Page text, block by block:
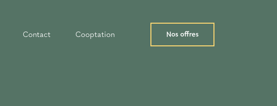
Contact Cooptation Nos offres